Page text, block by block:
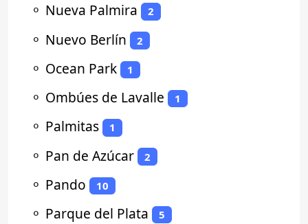
⚬ Nueva Palmira 2
⚬ Nuevo Berlín 2
⚬ Ocean Park 1
⚬ Ombúes de Lavalle 1
⚬ Palmitas 1
⚬ Pan de Azúcar 2
⚬ Pando 10
⚬ Parque del Plata 5